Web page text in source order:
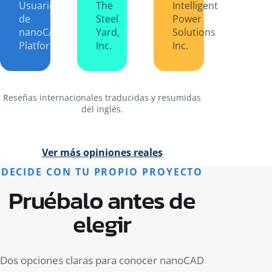
Usuario
de
nanoCAD
Platform
The
Steel
Yard,
Inc.
Intelligent
Power
Solutions
Inc.
Reseñas internacionales traducidas y resumidas
del inglés.
Ver más opiniones reales
DECIDE CON TU PROPIO PROYECTO
Pruébalo antes de
elegir
Dos opciones claras para conocer nanoCAD